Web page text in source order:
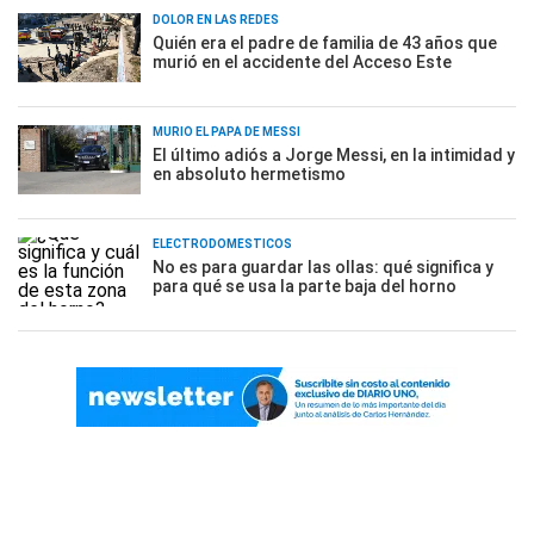
DOLOR EN LAS REDES
Quién era el padre de familia de 43 años que
murió en el accidente del Acceso Este
MURIÓ EL PAPÁ DE MESSI
El último adiós a Jorge Messi, en la intimidad y
en absoluto hermetismo
ELECTRODOMÉSTICOS
No es para guardar las ollas: qué significa y
para qué se usa la parte baja del horno